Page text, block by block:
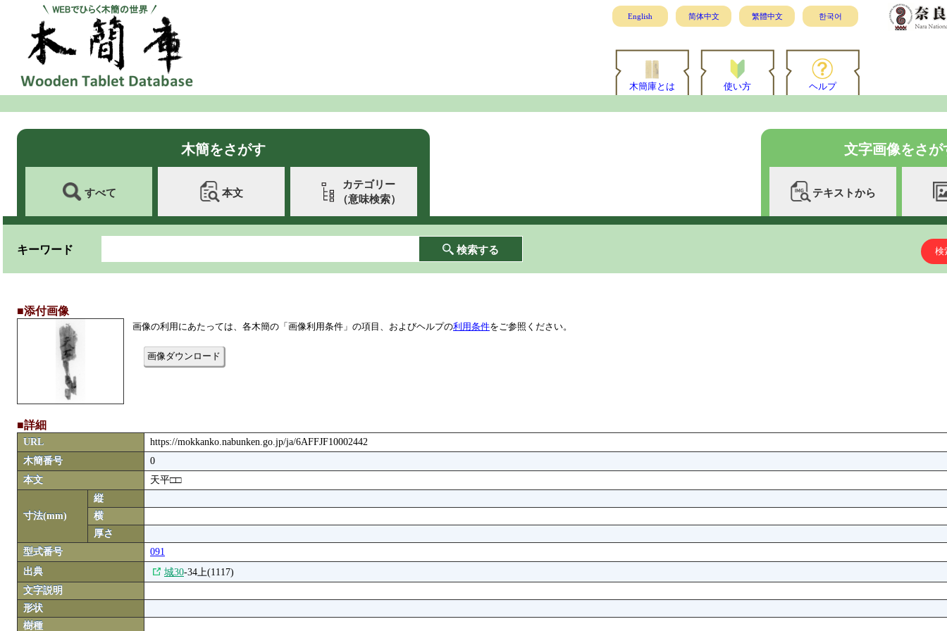
English 简体中文 繁體中文 한국어
木簡庫とは 使い方 ヘルプ
木簡をさがす
すべて 本文
カテゴリー
（意味検索）
文字画像をさが
テキストから
キーワード 検索する 検
■添付画像
画像の利用にあたっては、各木簡の「画像利用条件」の項目、およびヘルプの利用条件をご参照ください。
画像ダウンロード
■詳細
URL
https://mokkanko.nabunken.go.jp/ja/6AFFJF10002442
木簡番号
0
本文
天平□□
寸法(mm)
縦
横
厚さ
型式番号
091
出典
城30-34上(1117)
文字説明
形状
樹種